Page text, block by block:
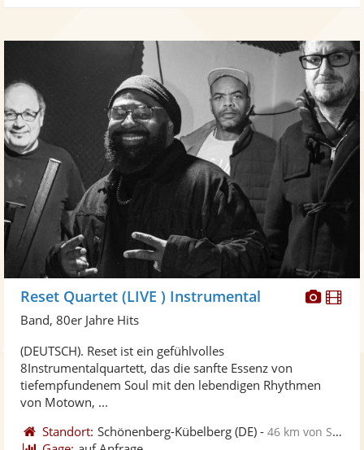
Reset Quartet (LIVE ) Instrumental
Band, 80er Jahre Hits
(DEUTSCH). Reset ist ein gefühlvolles
8Instrumentalquartett, das die sanfte Essenz von
tiefempfundenem Soul mit den lebendigen Rhythmen
von Motown, ...
Standort: Schönenberg-Kübelberg (DE) -46 km von Saarlouis